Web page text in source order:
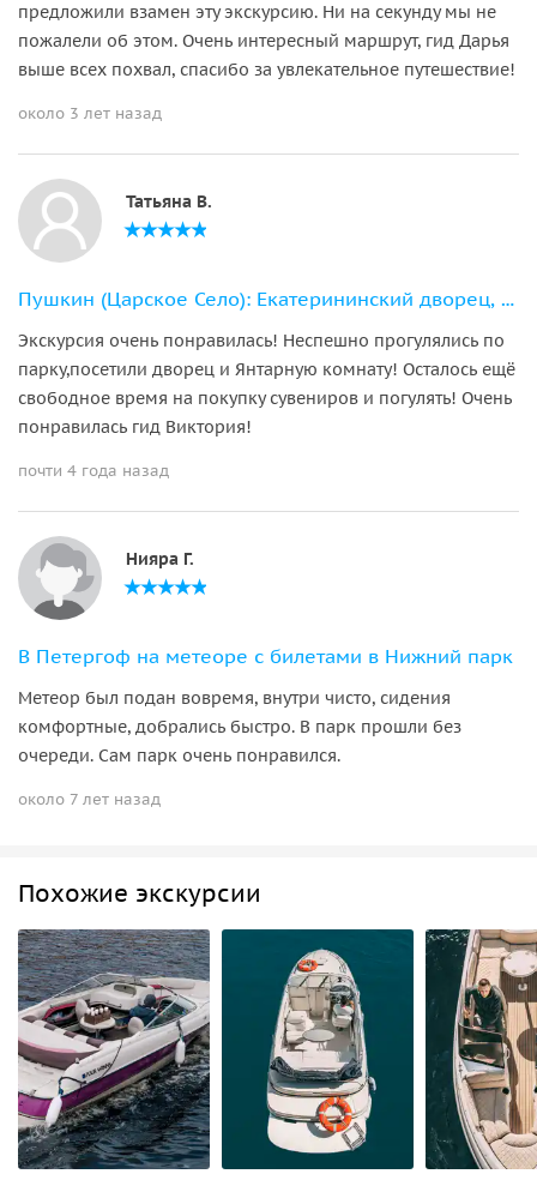
предложили взамен эту экскурсию. Ни на секунду мы не
пожалели об этом. Очень интересный маршрут, гид Дарья
выше всех похвал, спасибо за увлекательное путешествие!
около 3 лет назад
Татьяна В.
Пушкин (Царское Село): Екатерининский дворец, парк и Янтарная комната
Экскурсия очень понравилась! Неспешно прогулялись по
парку,посетили дворец и Янтарную комнату! Осталось ещё
свободное время на покупку сувениров и погулять! Очень
понравилась гид Виктория!
почти 4 года назад
Нияра Г.
В Петергоф на метеоре с билетами в Нижний парк
Метеор был подан вовремя, внутри чисто, сидения
комфортные, добрались быстро. В парк прошли без
очереди. Сам парк очень понравился.
около 7 лет назад
Похожие экскурсии